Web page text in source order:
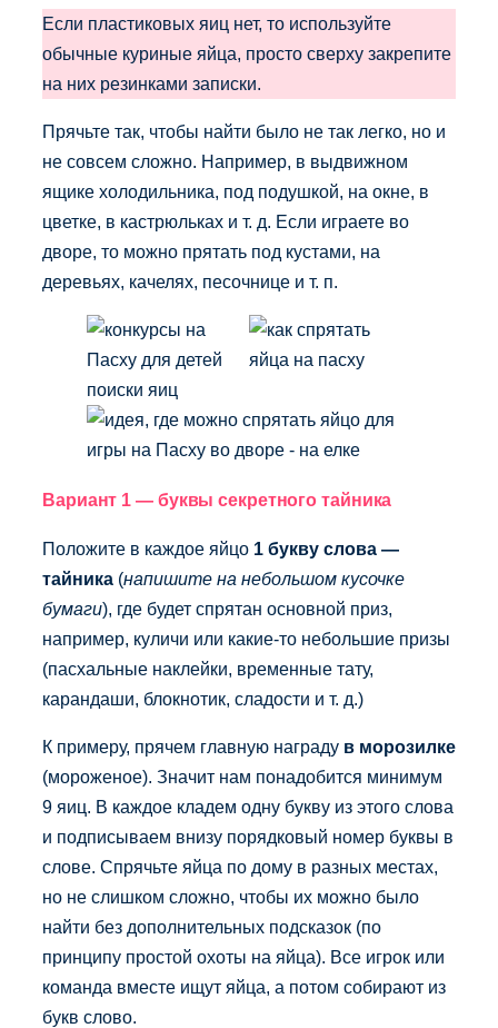
Если пластиковых яиц нет, то используйте
обычные куриные яйца, просто сверху закрепите
на них резинками записки.
Прячьте так, чтобы найти было не так легко, но и
не совсем сложно. Например, в выдвижном
ящике холодильника, под подушкой, на окне, в
цветке, в кастрюльках и т. д. Если играете во
дворе, то можно прятать под кустами, на
деревьях, качелях, песочнице и т. п.
Вариант 1 — буквы секретного тайника
Положите в каждое яйцо 1 букву слова —
тайника (напишите на небольшом кусочке
бумаги), где будет спрятан основной приз,
например, куличи или какие-то небольшие призы
(пасхальные наклейки, временные тату,
карандаши, блокнотик, сладости и т. д.)
К примеру, прячем главную награду в морозилке
(мороженое). Значит нам понадобится минимум
9 яиц. В каждое кладем одну букву из этого слова
и подписываем внизу порядковый номер буквы в
слове. Спрячьте яйца по дому в разных местах,
но не слишком сложно, чтобы их можно было
найти без дополнительных подсказок (по
принципу простой охоты на яйца). Все игрок или
команда вместе ищут яйца, а потом собирают из
букв слово.